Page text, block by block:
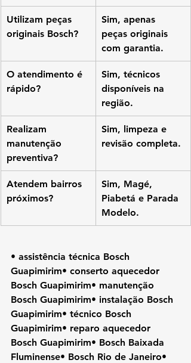
Utilizam peças
originais Bosch?
Sim, apenas
peças originais
com garantia.
O atendimento é
rápido?
Sim, técnicos
disponíveis na
região.
Realizam
manutenção
preventiva?
Sim, limpeza e
revisão completa.
Atendem bairros
próximos?
Sim, Magé,
Piabetá e Parada
Modelo.
• assistência técnica Bosch
Guapimirim• conserto aquecedor
Bosch Guapimirim• manutenção
Bosch Guapimirim• instalação Bosch
Guapimirim• técnico Bosch
Guapimirim• reparo aquecedor
Bosch Guapimirim• Bosch Baixada
Fluminense• Bosch Rio de Janeiro•